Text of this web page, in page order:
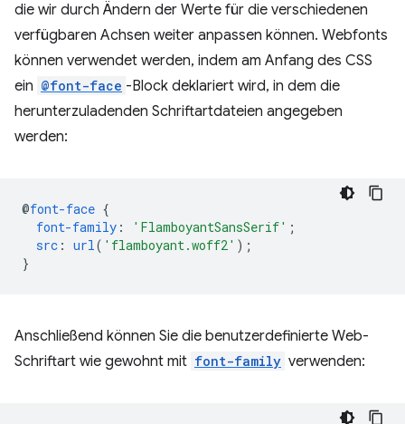
die wir durch Ändern der Werte für die verschiedenen
verfügbaren Achsen weiter anpassen können. Webfonts
können verwendet werden, indem am Anfang des CSS
ein @font-face -Block deklariert wird, in dem die
herunterzuladenden Schriftartdateien angegeben
werden:
@font-face {
font-family : 'FlamboyantSansSerif' ;
src : url( 'flamboyant.woff2' );
}
Anschließend können Sie die benutzerdefinierte Web-
Schriftart wie gewohnt mit font-family verwenden: